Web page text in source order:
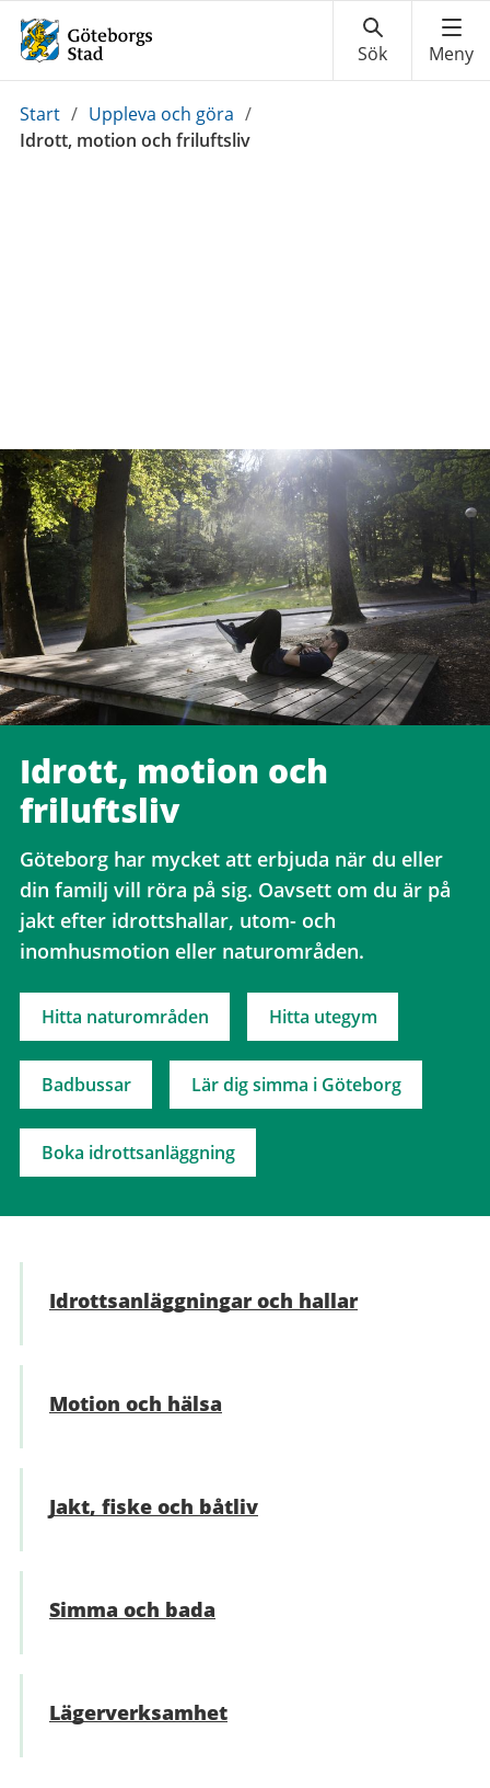
Du
är
Start / Uppleva och göra /
Idrott, motion och friluftsliv
Idrott, motion och
friluftsliv
Göteborg har mycket att erbjuda när du eller
din familj vill röra på sig. Oavsett om du är på
jakt efter idrottshallar, utom- och
inomhusmotion eller naturområden.
Hitta naturområden Hitta utegym
Badbussar Lär dig simma i Göteborg
Boka idrottsanläggning
Idrotts­anläggningar och hallar
Motion och hälsa
Jakt, fiske och båtliv
Simma och bada
Lägerverksamhet